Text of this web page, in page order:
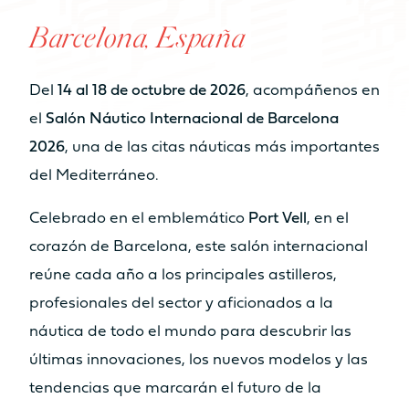
FP55
DISPONIBLE EN HÍBRIDO
Volver
Nuestros Yates
Vender mi barco
Cuando el espacio se convierte
en volumen
Barcelona, España
Del 14 al 18 de octubre de 2026, acompáñenos en
el Salón Náutico Internacional de Barcelona
2026, una de las citas náuticas más importantes
del Mediterráneo.
Celebrado en el emblemático Port Vell , en el
corazón de Barcelona, este salón internacional
reúne cada año a los principales astilleros,
profesionales del sector y aficionados a la
náutica de todo el mundo para descubrir las
últimas innovaciones, los nuevos modelos y las
tendencias que marcarán el futuro de la
NÚMERO DE CAMAS
NÚMERO DE BAÑOS
De 2 a 4 cuartos
de baño
De 3 a 4 cuartos
NÚMERO DE PAX CAT A
NÚMERO DE PAX CAT D
20 22